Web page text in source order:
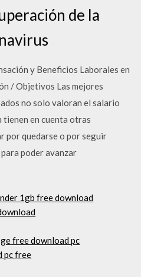
de la
y Beneficios Laborales en
/ Objetivos Las mejores
no solo valoran el salario
tienen en cuenta otras
por quedarse o por seguir
poder avanzar
1gb free download
free download pc
pc free